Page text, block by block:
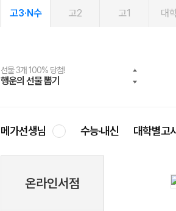
고3·N수 고2 고1 대
선물 3개 100% 당첨!
행운의 선물 뽑기
선물 100% 증정!
메가스터디 X 올리브
여름방학 스터디 캐시백
메가런 썸머스쿨
2027 러셀 단과
강사 공개선발
스마트러닝앱
설문 EVENT
메가패스
3일 무료 체험권
메가패스 수강생 무료혜택!
메가클럽 멤버십
사회공헌 캠페인
희망이룸 메가나눔
메가선생님 수능·내신 대학별고
온라인서점